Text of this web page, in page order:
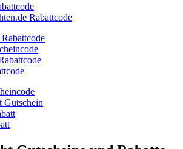
Rabattcode
Gutschein